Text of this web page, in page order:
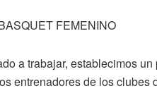
FEMENINO
a trabajar, establecimos
entrenadores de los clubes